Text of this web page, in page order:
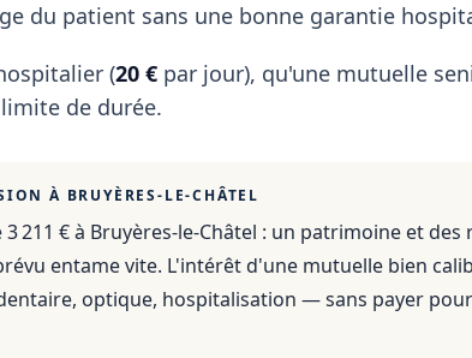
du patient sans une bonne garantie
(20 € par jour), qu'une mutuelle
de durée.
À BRUYÈRES-LE-CHÂTEL
211 €à Bruyères-le-Châtel : un patrimoine et des
entame vite. L'intérêt d'une mutuelle bien
optique, hospitalisation — sans payer